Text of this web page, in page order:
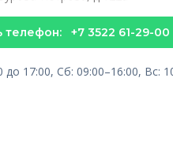
телефон: +7 3522 61-29-00
до 17:00, Сб: 09:00–16:00, Вс: